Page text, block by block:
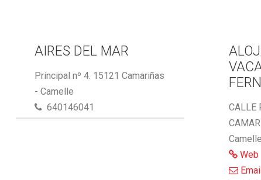
AIRES DEL MAR
Principal nº 4. 15121 Camariñas
- Camelle
640146041
CALLE
Camelle
Web